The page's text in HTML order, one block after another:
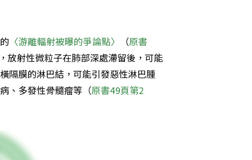
〈游離輻射被曝的爭論點〉 （原書
放射性微粒子在肺部深處滯留後，可能
隔膜的淋巴結，可能引發惡性淋巴腫
、多發性骨髓瘤等（原書49頁第2